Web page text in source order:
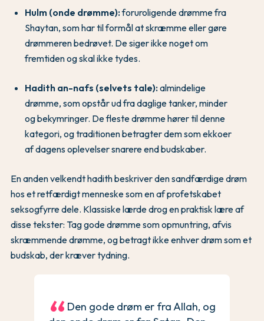
Hulm (onde drømme):foruroligende drømme fra
Shaytan, som har til formål at skræmme eller gøre
drømmeren bedrøvet. De siger ikke noget om
fremtiden og skal ikke tydes.
Hadith an-nafs (selvets tale):almindelige
drømme, som opstår ud fra daglige tanker, minder
og bekymringer. De fleste drømme hører til denne
kategori, og traditionen betragter dem som ekkoer
af dagens oplevelser snarere end budskaber.
En anden velkendt hadith beskriver den sandfærdige drøm
hos et retfærdigt menneske som en af profetskabet
seksogfyrre dele. Klassiske lærde drog en praktisk lære af
disse tekster: Tag gode drømme som opmuntring, afvis
skræmmende drømme, og betragt ikke enhver drøm som et
budskab, der kræver tydning.
Den gode drøm er fra Allah, og